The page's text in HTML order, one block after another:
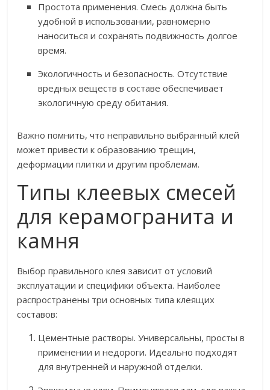
Простота применения. Смесь должна быть
удобной в использовании, равномерно
наноситься и сохранять подвижность долгое
время.
Экологичность и безопасность. Отсутствие
вредных веществ в составе обеспечивает
экологичную среду обитания.
Важно помнить, что неправильно выбранный клей
может привести к образованию трещин,
деформации плитки и другим проблемам.
Типы клеевых смесей
для керамогранита и
камня
Выбор правильного клея зависит от условий
эксплуатации и специфики объекта. Наиболее
распространены три основных типа клеящих
составов:
Цементные растворы. Универсальны, просты в
применении и недороги. Идеально подходят
для внутренней и наружной отделки.